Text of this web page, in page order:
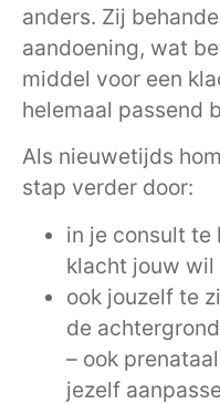
anders. Zij
aandoening, wat
middel voor een
helemaal passend
Als nieuwetijds
stap verder door:
in je consult te
klacht jouw
ook jouzelf te
de
– ook
jezelf